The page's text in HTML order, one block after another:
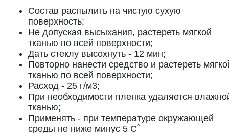
Состав распылить на чистую сухую
поверхность;
Не допуская высыхания, растереть мягкой
тканью по всей поверхности;
Дать стеклу высохнуть - 12 мин;
Повторно нанести средство и растереть
тканью по всей поверхности;
Расход - 25 г/м3;
При необходимости пленка удаляется
тканью;
Применять - при температуре окружающей
среды не ниже минус 5 С˚